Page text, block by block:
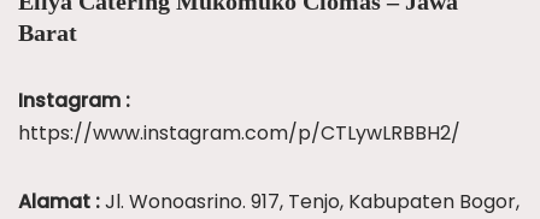
Barat
Instagram :
https://www.instagram.com/p/CTLywLRBBH2/
Alamat :Jl. Wonoasrino. 917, Tenjo, Kabupaten Bogor,